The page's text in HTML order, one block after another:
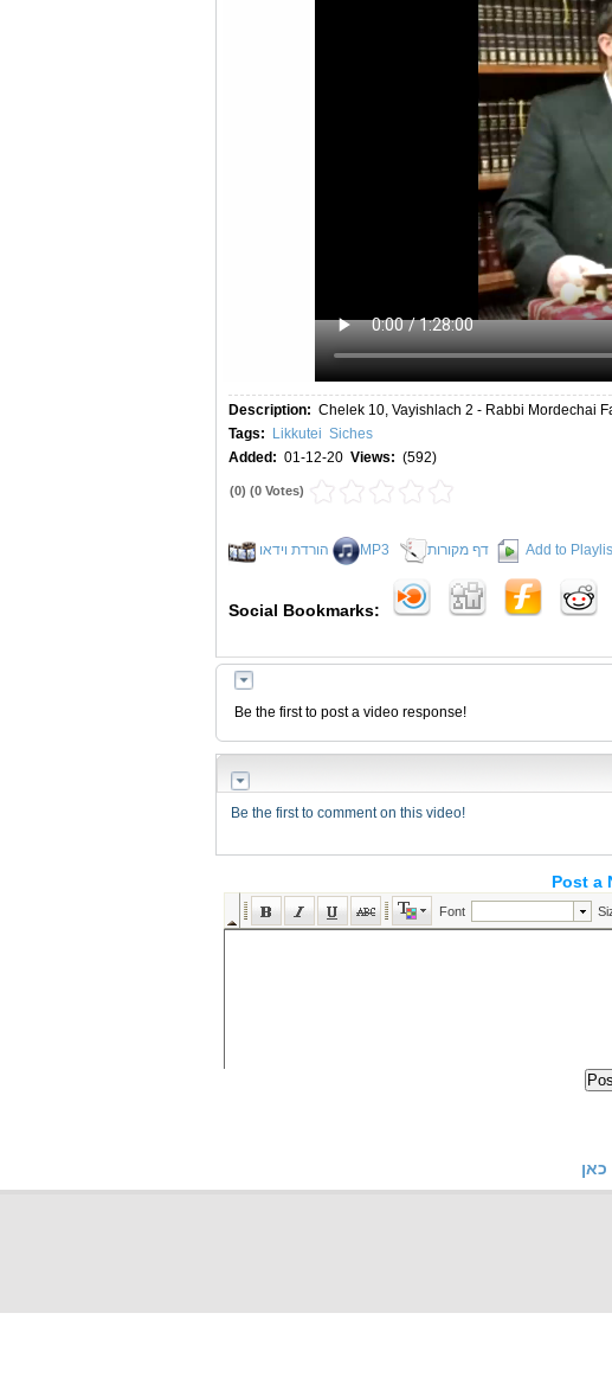
Description: Chelek 10, Vayishlach 2 - Rabbi Mordechai
Tags:
Likkutei Siches
Added: 01-12-20 Views: (592)
(0) (0 Votes)
הורדת וידאו MP3 דף מקורות Add to
Social Bookmarks:
Be the first to post a video response!
Be the first to comment on this video!
Post a